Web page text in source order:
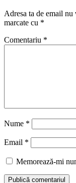
Adresa ta de email nu
marcate cu *
Comentariu *
Nume *
Email *
Memorează-mi